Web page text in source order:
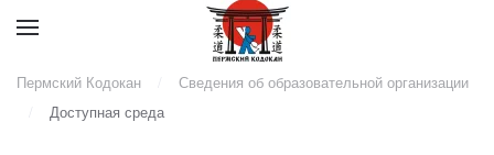
Пермский Кодокан
Сведения об образовательной организации
Доступная среда